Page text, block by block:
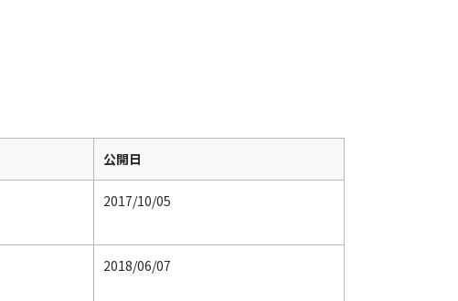
公開日
2017/10/05
2018/06/07